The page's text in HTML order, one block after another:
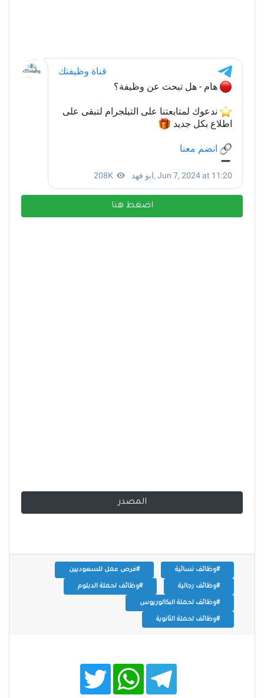
اضغط هنا
المصدر
#وظائف نسائية #فرص عمل للسعوديين
#وظائف رجالية #وظائف لحملة الدبلوم
#وظائف لحملة البكالوريوس
#وظائف لحملة الثانوية
T
w
W
h
T